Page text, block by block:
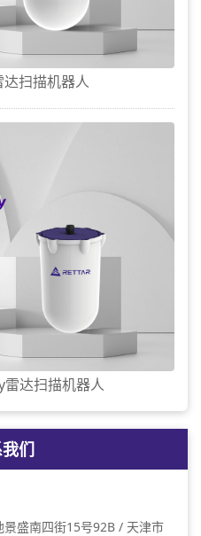
扫描机器人
达扫描机器人
们
盛南四街15号92B / 天津市